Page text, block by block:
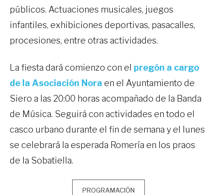
públicos. Actuaciones musicales, juegos
infantiles, exhibiciones deportivas, pasacalles,
procesiones, entre otras actividades.
La fiesta dará comienzo con el pregón a cargo
de la Asociación Nora en el Ayuntamiento de
Siero a las 20:00 horas acompañado de la Banda
de Música. Seguirá con actividades en todo el
casco urbano durante el fin de semana y el lunes
se celebrará la esperada Romería en los praos
de la Sobatiella.
PROGRAMACIÓN